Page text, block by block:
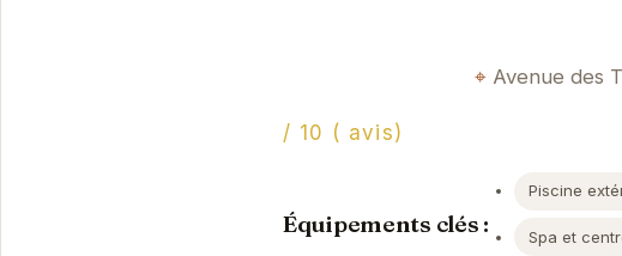
Avenue des
/ 10 ( avis)
Équipements clés :
Piscine
Spa et